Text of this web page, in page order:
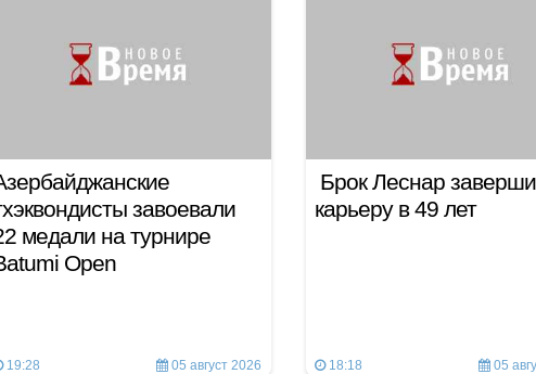
завоевали
медали на турнире
Open
19:28 05 август 2026
Брок Леснар
карьеру в 49 лет
18:18 05